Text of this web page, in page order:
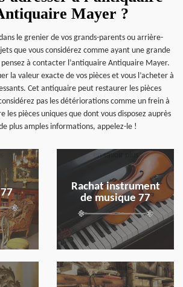
Mayer ?
le grenier de vos grands-parents ou arrière-
que vous considérez comme ayant une grande
à contacter l’antiquaire Antiquaire Mayer.
la valeur exacte de vos pièces et vous l’acheter à
Cet antiquaire peut restaurer les pièces
pas les détériorations comme un frein à
les pièces uniques que dont vous disposez auprès
plus amples informations, appelez-le !
Rachat instrument
de musique 77
en savoir plus
en savoir plus